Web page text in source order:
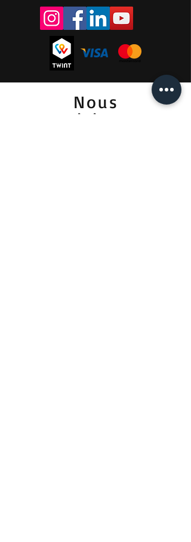
Nous
visiter